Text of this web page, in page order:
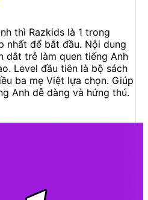
thì Razkids là 1 trong
nhất để bắt đầu. Nội dung
dắt trẻ làm quen tiếng Anh
Level đầu tiên là bộ sách
ba mẹ Việt lựa chọn. Giúp
Anh dễ dàng và hứng thú.